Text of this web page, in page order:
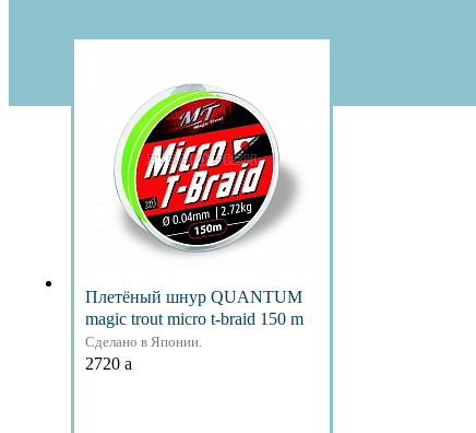
Плетёный шнур QUANTUM
magic trout micro t-braid 150 m
Сделано в Японии.
2720 a